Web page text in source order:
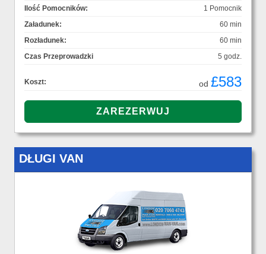
Ilość Pomocników:
1 Pomocnik
Załadunek:
60 min
Rozładunek:
60 min
Czas Przeprowadzki
5 godz.
Koszt: od £583
DŁUGI VAN